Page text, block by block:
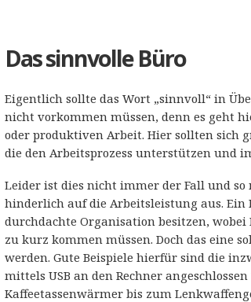
Das sinnvolle Büro
Eigentlich sollte das Wort „sinnvoll“ in
nicht vorkommen müssen, denn es geht
oder produktiven Arbeit. Hier sollten sich
die den Arbeitsprozess unterstützen und
Leider ist dies nicht immer der Fall und
hinderlich auf die Arbeitsleistung aus.
durchdachte Organisation besitzen,
zu kurz kommen müssen. Doch das eine
werden. Gute Beispiele hierfür sind die
mittels USB an den Rechner
Kaffeetassenwärmer bis zum